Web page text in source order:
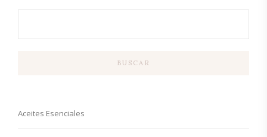
BUSCAR
Aceites Esenciales